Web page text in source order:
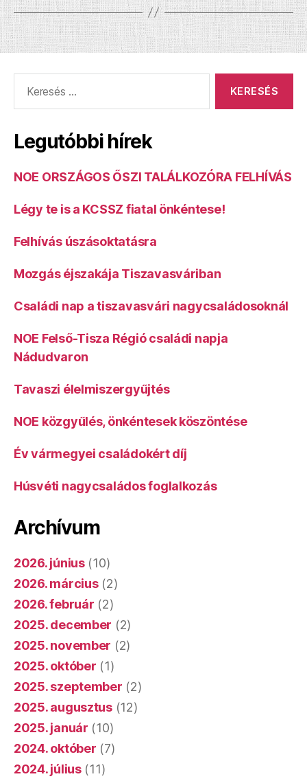
Legutóbbi hírek
NOE ORSZÁGOS ŐSZI TALÁLKOZÓRA FELHÍVÁS
Légy te is a KCSSZ fiatal önkéntese!
Felhívás úszásoktatásra
Mozgás éjszakája Tiszavasváriban
Családi nap a tiszavasvári nagycsaládosoknál
NOE Felső-Tisza Régió családi napja
Nádudvaron
Tavaszi élelmiszergyűjtés
NOE közgyűlés, önkéntesek köszöntése
Év vármegyei családokért díj
Húsvéti nagycsaládos foglalkozás
Archívum
2026. június(10)
2026. március(2)
2026. február (2)
2025. december (2)
2025. november (2)
2025. október (1)
2025. szeptember (2)
2025. augusztus(12)
2025. január (10)
2024. október (7)
2024. július(11)